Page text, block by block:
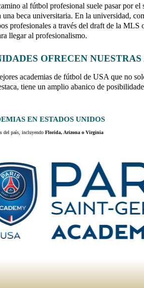
al fútbol profesional suele pasar por
una beca universitaria. En la universidad,
profesionales a través del draft de la
llegar al profesionalismo.
OFRECEN
academias de fútbol de USA que no
tiene un amplio abanico de
EN ESTADOS UNIDOS
del país, incluyendo Florida, Arizona o Virginia